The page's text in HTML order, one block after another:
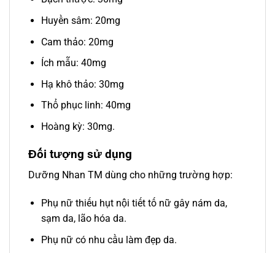
Huyền sâm: 20mg
Cam thảo: 20mg
Ích mẫu: 40mg
Hạ khô thảo: 30mg
Thổ phục linh: 40mg
Hoàng kỳ: 30mg.
Đối tượng sử dụng
Dưỡng Nhan TM dùng cho những trường hợp:
Phụ nữ thiếu hụt nội tiết tố nữ gây nám da,
sạm da, lão hóa da.
Phụ nữ có nhu cầu làm đẹp da.